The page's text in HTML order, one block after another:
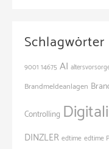
Schlagwörter
9001 14675 AI
Brandmeldeanlagen
Controlling
DINZLER edtime edtime